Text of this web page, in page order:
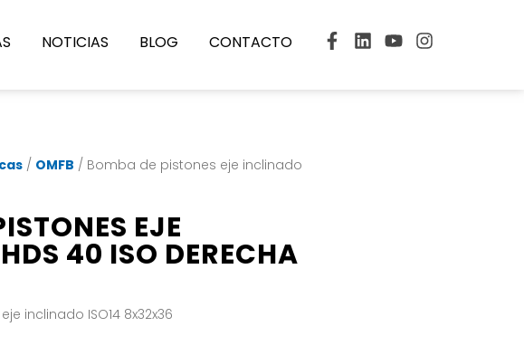
NOTICIAS BLOG CONTACTO
/ OMFB / Bomba de pistones eje inclinado
EJE
40 ISO DERECHA
inclinado ISO14 8x32x36